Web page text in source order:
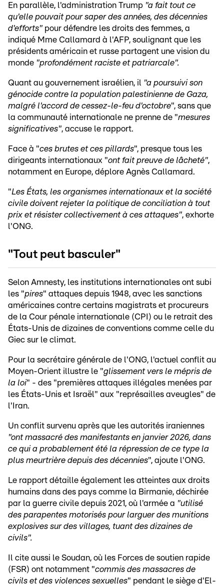
En parallèle, l'administration Trump "a fait tout ce
qu'elle pouvait pour saper des années, des décennies
d'efforts" pour défendre les droits des femmes, a
indiqué Mme Callamard à l'AFP, soulignant que les
présidents américain et russe partagent une vision du
monde "profondément raciste et patriarcale".
Quant au gouvernement israélien, il "a poursuivi son
génocide contre la population palestinienne de Gaza,
malgré l'accord de cessez-le-feu d'octobre", sans que
la communauté internationale ne prenne de "mesures
significatives", accuse le rapport.
Face à "ces brutes et ces pillards", presque tous les
dirigeants internationaux "ont fait preuve de lâcheté",
notamment en Europe, déplore Agnès Callamard.
"Les États, les organismes internationaux et la société
civile doivent rejeter la politique de conciliation à tout
prix et résister collectivement à ces attaques", exhorte
l'ONG.
"Tout peut basculer"
Selon Amnesty, les institutions internationales ont subi
les "pires" attaques depuis 1948, avec les sanctions
américaines contre certains magistrats et procureurs
de la Cour pénale internationale (CPI) ou le retrait des
États-Unis de dizaines de conventions comme celle du
Giec sur le climat.
Pour la secrétaire générale de l'ONG, l'actuel conflit au
Moyen-Orient illustre le "glissement vers le mépris de
la loi" - des "premières attaques illégales menées par
les États-Unis et Israël" aux "représailles aveugles" de
l'Iran.
Un conflit survenu après que les autorités iraniennes
"ont massacré des manifestants en janvier 2026, dans
ce qui a probablement été la répression de ce type la
plus meurtrière depuis des décennies", ajoute l'ONG.
Le rapport détaille également les atteintes aux droits
humains dans des pays comme la Birmanie, déchirée
par la guerre civile depuis 2021, où l'armée a "utilisé
des parapentes motorisés pour larguer des munitions
explosives sur des villages, tuant des dizaines de
civils".
Il cite aussi le Soudan, où les Forces de soutien rapide
(FSR) ont notamment "commis des massacres de
civils et des violences sexuelles" pendant le siège d'El-